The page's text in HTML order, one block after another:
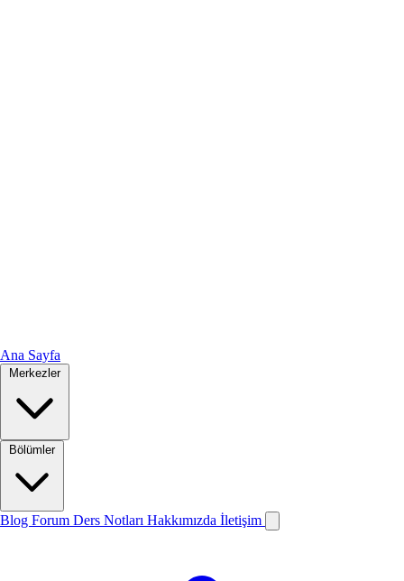
Ana Sayfa
Merkezler
Bölümler
Blog Forum Ders Notları Hakkımızda İletişim